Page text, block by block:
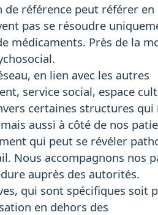
référence peut référer en
pas se résoudre
médicaments. Près de la
en lien avec les autres
service social, espace
certaines structures qui
aussi à côté de nos
qui peut se révéler
Nous accompagnons nos
auprès des autorités.
qui sont spécifiques soit
en dehors des